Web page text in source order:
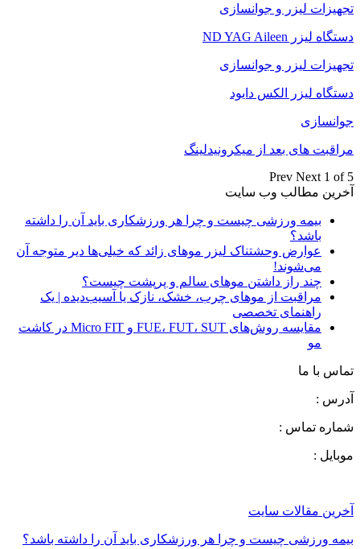
تجهیزات لیزر و جوانسازی
دستگاه لیزر ND YAG Aileen
تجهیزات لیزر و جوانسازی
دستگاه لیزر الکس دایود
جوانسازی
مراقبت های بعد از میکرونیدلینگ
Prev Next 1 of 5
آخرین مطالب وب سایت
بیمه ورزشی چیست و چرا هر ورزشکاری باید آن را داشته
باشد؟
عوارض وحشتناک لیزر موهای زائد که خیلی‌ها دیر متوجه آن
می‌شوند!
چند راز داشتن موهای سالم و پرپشت چیست؟
مراقبت از موهای چرب، خشک، نازک یا آسیب‌دیده | یک
راهنمای تخصصی
مقایسه روش‌های FUE، FUT، SUT و Micro FIT در کاشت
مو
تماس با ما
آدرس :
شماره تماس :
موبایل :
آخرین مقالات سایت
بیمه ورزشی چیست و چرا هر ورزشکاری باید آن را داشته باشد؟